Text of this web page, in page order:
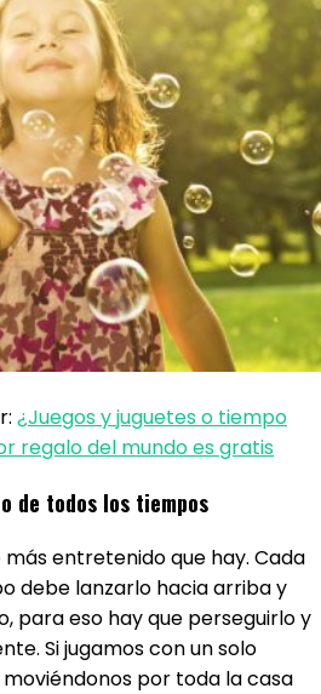
¿Juegos y juguetes o tiempo
regalo del mundo es gratis
de todos los tiempos
entretenido que hay. Cada
debe lanzarlo hacia arriba y
para eso hay que perseguirlo y
Si jugamos con un solo
por toda la casa